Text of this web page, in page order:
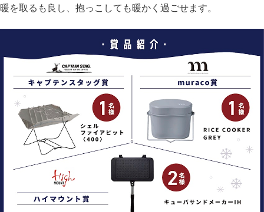
暖を取るも良し、抱っこしても暖かく過ごせます。